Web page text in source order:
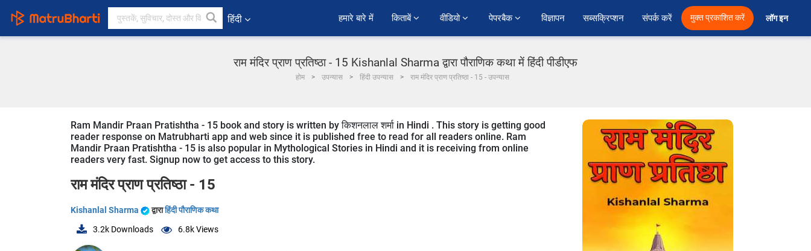
हिंदी हमारे बारे में किताबें वीडियो पेपरबैक विज्ञापन सब्सक्रिप्शन संपर्क करें मुक्त प्रकाशित करें लॉग इन
राम मंदिर प्राण प्रतिष्ठा - 15 Kishanlal Sharma द्वारा पौराणिक कथा में हिंदी पीडीएफ
होम उपन्यास हिंदी उपन्यास राम मंदिर प्राण प्रतिष्ठा - 15 - उपन्यास
Ram Mandir Praan Pratishtha - 15 book and story is written by किशनलाल शर्मा in Hindi . This story is getting good
reader response on Matrubharti app and web since it is published free to read for all readers online. Ram
Mandir Praan Pratishtha - 15 is also popular in Mythological Stories in Hindi and it is receiving from online
readers very fast. Signup now to get access to this story.
राम मंदिर प्राण प्रतिष्ठा - 15
Kishanlal Sharma द्वाराहिंदी पौराणिक कथा
3.2k Downloads 6.8kViews